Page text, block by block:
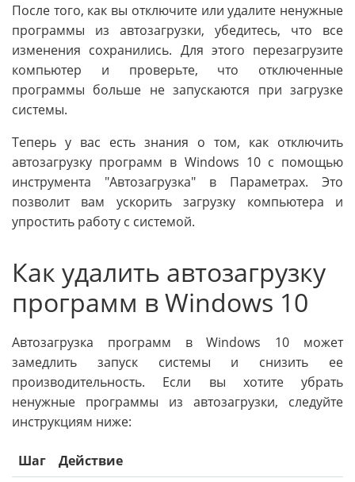
После того, как вы отключите или удалите ненужные
программы из автозагрузки, убедитесь, что все
изменения сохранились. Для этого перезагрузите
компьютер и проверьте, что отключенные
программы больше не запускаются при загрузке
системы.
Теперь у вас есть знания о том, как отключить
автозагрузку программ в Windows 10 с помощью
инструмента "Автозагрузка" в Параметрах. Это
позволит вам ускорить загрузку компьютера и
упростить работу с системой.
Как удалить автозагрузку
программ в Windows 10
Автозагрузка программ в Windows 10 может
замедлить запуск системы и снизить ее
производительность. Если вы хотите убрать
ненужные программы из автозагрузки, следуйте
инструкциям ниже:
Шаг
Действие